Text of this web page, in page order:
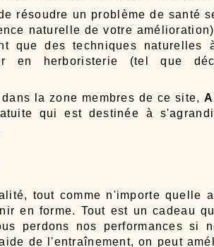
résoudre un problème de santé
naturelle de votre
que des techniques naturelles
en herboristerie (tel que
la zone membres de ce site,
qui est destinée à
tout comme n'importe quelle
en forme. Tout est un cadeau
perdons nos performances si
de l'entraînement, on peut